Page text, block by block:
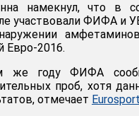
намекнул, что в
участвовали ФИФА и
Евро-2016.
же году ФИФА
проб, хотя
отмечает Eurosport